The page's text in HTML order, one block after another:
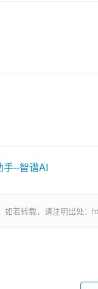
--智谱AI
如若转载，请注明出处：